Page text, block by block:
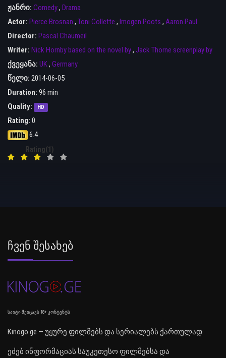
ჟანრი: Comedy, Drama
Actor: Pierce Brosnan , Toni Collette , Imogen Poots , Aaron Paul
Director: Pascal Chaumeil
Writer: Nick Hornby based on the novel by, Jack Thorne screenplay by
ქვეყანა: UK, Germany
წელი: 2014-06-05
Duration: 96 min
Quality:
HD
Rating: 0
6.4
Rating(1)
Ჩვენ Შესახებ
საიტი შეიცავს 18+ კონტენტს
Kinogo.ge — უყურე ფილმებს და სერიალებს ქართულად.
ეძებ ინფორმაციას საუკეთესო ფილმებსა და